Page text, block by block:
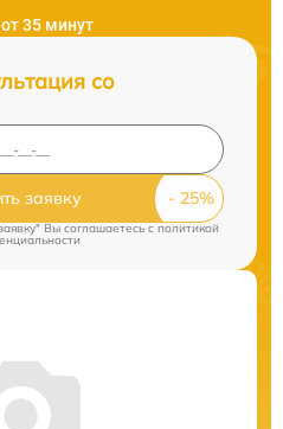
35 минут
со
заявку
Вы соглашаетесь c политикой